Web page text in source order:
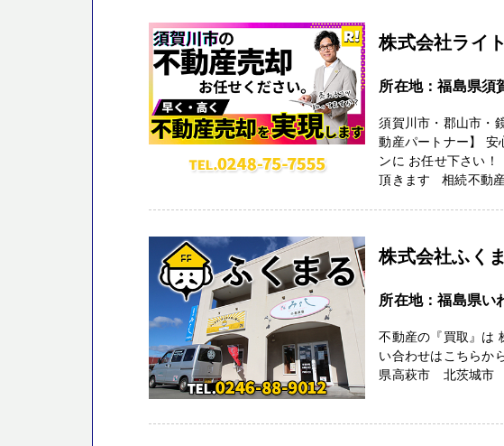
株式会社ライ
所在地：福島県
須賀川市・郡山市・
動産パートナー】
ンに お任せ下さい
頂きます 相続不動
株式会社ふく
所在地：福島県い
不動産の『買取』
い合わせはこちら
県高萩市 北茨城市